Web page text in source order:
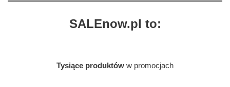
SALEnow.pl to:
Tysiące produktów w promocjach